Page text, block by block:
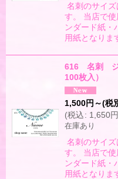
名刺のサイ
す。 当店で
ンダード紙・
用紙となり
616 名刺 ジ
100枚入）
1,500円 ～(税
(税込: 1,650円
在庫あり
名刺のサイ
す。 当店で
ンダード紙・
用紙となり